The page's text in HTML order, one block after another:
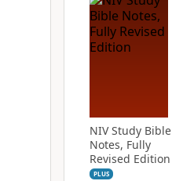
NIV Study Bible
Notes, Fully
Revised Edition
PLUS